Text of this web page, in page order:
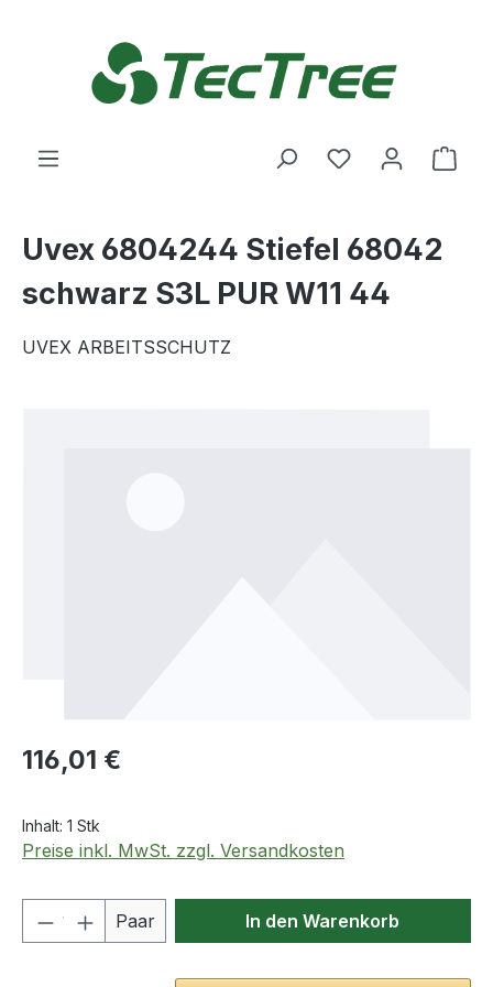
Du hast 0
Uvex 6804244 Stiefel 68042
schwarz S3L PUR W11 44
UVEX ARBEITSSCHUTZ
Regulärer Preis:
116,01 €
Inhalt: 1 Stk
Preise inkl. MwSt. zzgl. Versandkosten
Produkt Anzahl: Gib den
Paar In den Warenkorb